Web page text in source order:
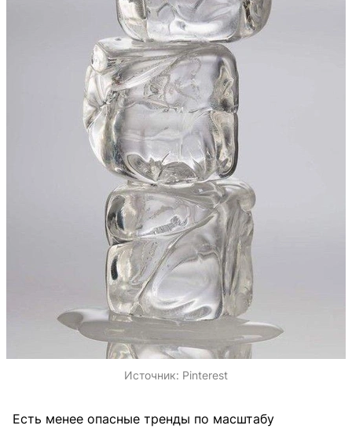
Источник: Pinterest
Есть менее опасные тренды по масштабу